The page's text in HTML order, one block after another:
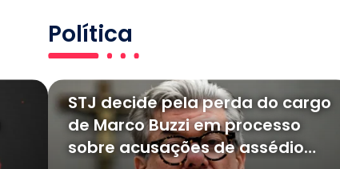
Política
STJ decide pela perda do cargo
de Marco Buzzi em processo
sobre acusações de assédio